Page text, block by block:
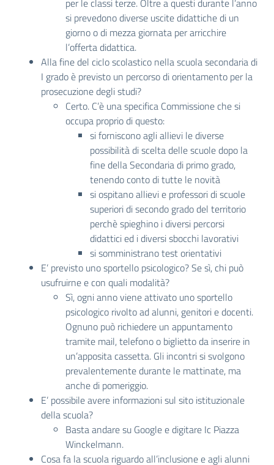
per le classi terze. Oltre a questi durante l’anno
si prevedono diverse uscite didattiche di un
giorno o di mezza giornata per arricchire
l’offerta didattica.
Alla fine del ciclo scolastico nella scuola secondaria di
I grado è previsto un percorso di orientamento per la
prosecuzione degli studi?
Certo. C’è una specifica Commissione che si
occupa proprio di questo:
si forniscono agli allievi le diverse
possibilità di scelta delle scuole dopo la
fine della Secondaria di primo grado,
tenendo conto di tutte le novità
si ospitano allievi e professori di scuole
superiori di secondo grado del territorio
perchè spieghino i diversi percorsi
didattici ed i diversi sbocchi lavorativi
si somministrano test orientativi
E’ previsto uno sportello psicologico? Se sì, chi può
usufruirne e con quali modalità?
Sì, ogni anno viene attivato uno sportello
psicologico rivolto ad alunni, genitori e docenti.
Ognuno può richiedere un appuntamento
tramite mail, telefono o biglietto da inserire in
un’apposita cassetta. Gli incontri si svolgono
prevalentemente durante le mattinate, ma
anche di pomeriggio.
E’ possibile avere informazioni sul sito istituzionale
della scuola?
Basta andare su Google e digitare Ic Piazza
Winckelmann.
Cosa fa la scuola riguardo all’inclusione e agli alunni